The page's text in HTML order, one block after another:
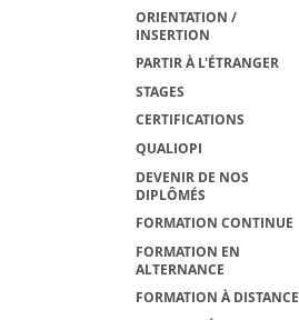
ORIENTATION /
INSERTION
PARTIR À L'ÉTRANGER
STAGES
CERTIFICATIONS
QUALIOPI
DEVENIR DE NOS
DIPLÔMÉS
FORMATION CONTINUE
FORMATION EN
ALTERNANCE
FORMATION À DISTANCE